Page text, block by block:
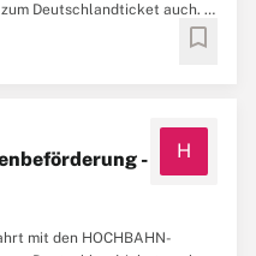
Deutschlandticket auch. ~
wir steuern als
bookmark
-
H
mit den HOCHBAHN-